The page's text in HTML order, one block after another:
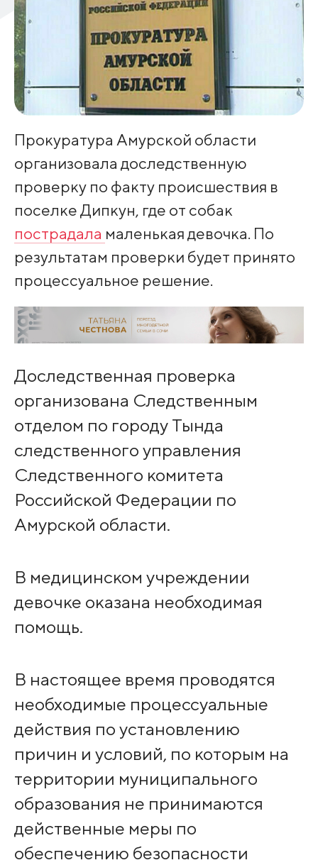
Прокуратура Амурской области
организовала доследственную
проверку по факту происшествия в
поселке Дипкун, где от собак
пострадала маленькая девочка. По
результатам проверки будет принято
процессуальное решение.
Доследственная проверка
организована Следственным
отделом по городу Тында
следственного управления
Следственного комитета
Российской Федерации по
Амурской области.
В медицинском учреждении
девочке оказана необходимая
помощь.
В настоящее время проводятся
необходимые процессуальные
действия по установлению
причин и условий, по которым на
территории муниципального
образования не принимаются
действенные меры по
обеспечению безопасности